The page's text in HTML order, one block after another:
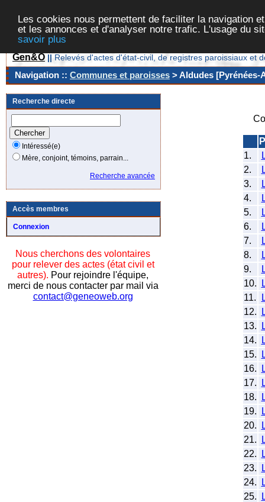
Les cookies nous permettent de faciliter la navigation
et les annonces et d'analyser notre trafic. L'usage du
savoir plus
Gen&O || Relevés d'actes d'état-civil, de registres paroissiaux et
Navigation :: Communes et paroisses > Aldudes [Pyrénées-
Recherche directe
Intéressé(e)
Mère, conjoint, témoins, parrain...
Recherche avancée
Accès membres
Connexion
Nous cherchons des volontaires
pour relever des actes (état civil et
autres). Pour rejoindre l'équipe,
merci de nous contacter par mail via
contact@geneoweb.org
1.
2.
3.
4.
5.
6.
7.
8.
9.
10.
11.
12.
13.
14.
15.
16.
17.
18.
19.
20.
21.
22.
23.
24.
25.